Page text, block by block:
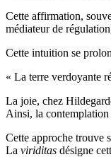
Cette affirmation,
médiateur de
Cette intuition se
« La terre verdoyante
La joie, chez
Ainsi, la contemplation
Cette approche trouve
La viriditas désigne